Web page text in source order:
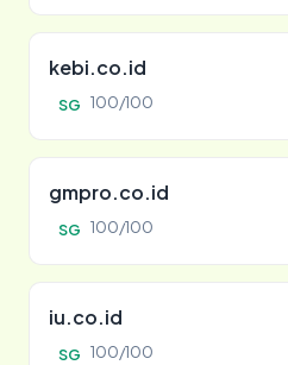
kebi.co.id
SG 100/100
gmpro.co.id
SG 100/100
iu.co.id
SG 100/100